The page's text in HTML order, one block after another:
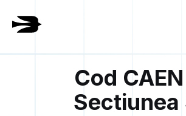
Cod
Sectiunea